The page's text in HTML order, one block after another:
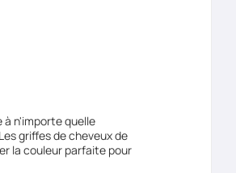
n'importe quelle
griffes de cheveux de
la couleur parfaite pour